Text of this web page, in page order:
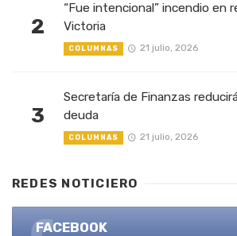
2
“Fue intencional” incendio en
Victoria
COLUMNAS 21 julio, 2026
3
Secretaría de Finanzas
deuda
COLUMNAS 21 julio, 2026
REDES NOTICIERO
FACEBOOK